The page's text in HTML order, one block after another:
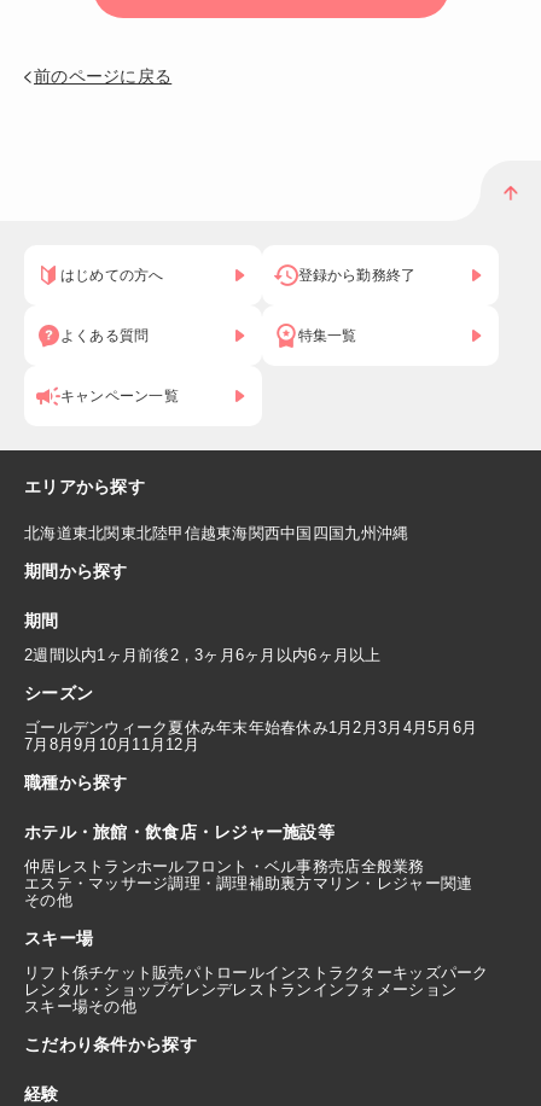
前のページに戻る
はじめての方へ 登録から勤務終了
よくある質問 特集一覧
キャンペーン一覧
エリアから探す
北海道東北関東北陸甲信越東海関西中国 四国 九州 沖縄
期間から探す
期間
2週間以内1ヶ月前後2，3ヶ月 6ヶ月以内6ヶ月以上
シーズン
ゴールデンウィーク 夏休み年末年始春休み1月2月3月 4月5月 6月
7月 8月9月 10月 11月 12月
職種から探す
ホテル・旅館・飲食店・レジャー施設等
仲居 レストランホールフロント・ベル事務売店全般業務
エステ・マッサージ調理・調理補助裏方マリン・レジャー関連
その他
スキー場
リフト係チケット販売パトロールインストラクターキッズパーク
レンタル・ショップゲレンデレストラン インフォメーション
スキー場その他
こだわり条件から探す
経験